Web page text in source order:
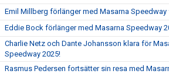
Emil Millberg förlänger med Masarna Speedway
Eddie Bock förlänger med Masarna Speedway
Charlie Netz och Dante Johansson klara för
Speedway 2025!
Rasmus Pedersen fortsätter sin resa med